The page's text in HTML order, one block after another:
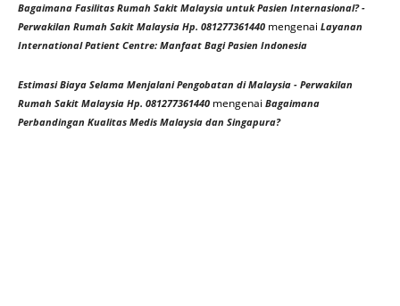
Bagaimana Fasilitas Rumah Sakit Malaysia untuk Pasien Internasional? -
Perwakilan Rumah Sakit Malaysia Hp. 081277361440 mengenai Layanan
International Patient Centre: Manfaat Bagi Pasien Indonesia
Estimasi Biaya Selama Menjalani Pengobatan di Malaysia - Perwakilan
Rumah Sakit Malaysia Hp. 081277361440 mengenai Bagaimana
Perbandingan Kualitas Medis Malaysia dan Singapura?